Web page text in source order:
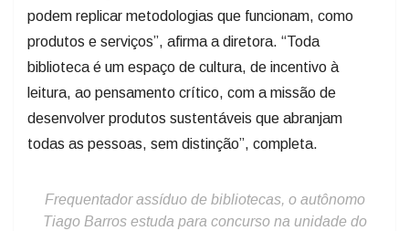
podem replicar metodologias que funcionam, como
produtos e serviços”, afirma a diretora. “Toda
biblioteca é um espaço de cultura, de incentivo à
leitura, ao pensamento crítico, com a missão de
desenvolver produtos sustentáveis que abranjam
todas as pessoas, sem distinção”, completa.
Frequentador assíduo de bibliotecas, o autônomo
Tiago Barros estuda para concurso na unidade do